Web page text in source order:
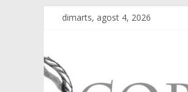
dimarts, agost 4, 2026